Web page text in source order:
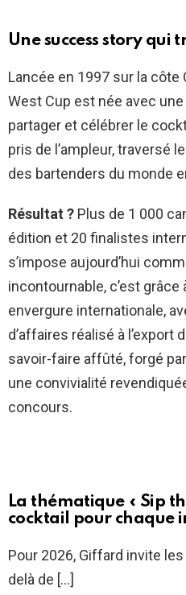
Une success story qui
Lancée en 1997 sur la côte
West Cup est née avec
partager et célébrer le
pris de l’ampleur, traversé
des bartenders du monde
Résultat ? Plus de 1 000
édition et 20 finalistes
s’impose aujourd’hui
incontournable, c’est grâce
envergure internationale,
d’affaires réalisé à l’export
savoir-faire affûté, forgé
une convivialité
concours.
La thématique « Sip
cocktail pour chaque
Pour 2026, Giffard invite
delà de […]